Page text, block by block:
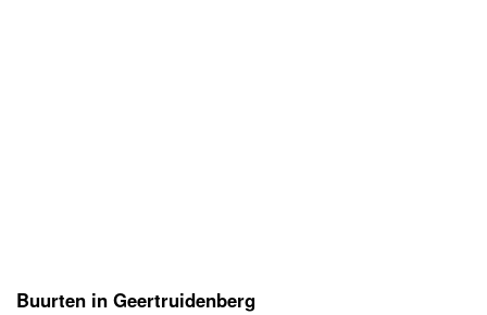
Buurten in Geertruidenberg